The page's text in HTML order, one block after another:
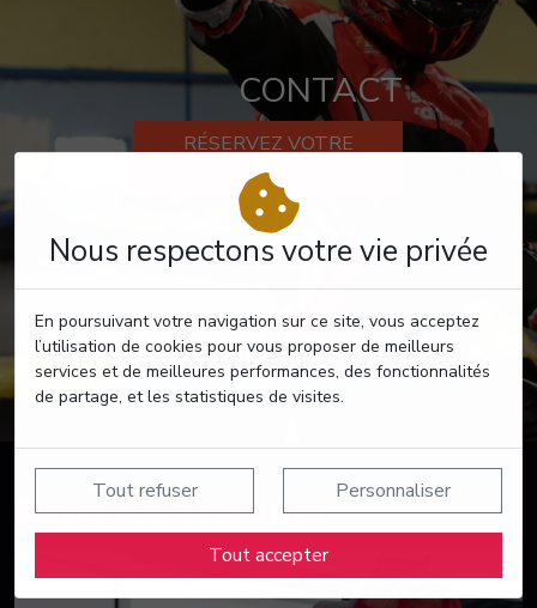
Nous respectons votre vie privée
En poursuivant votre navigation sur ce site, vous acceptez
l’utilisation de cookies pour vous proposer de meilleurs
services et de meilleures performances, des fonctionnalités
de partage, et les statistiques de visites.
Tout refuser Personnaliser
Tout accepter
CONTACT
RÉSERVEZ VOTRE
PASSAGE
Suivez nos actualités